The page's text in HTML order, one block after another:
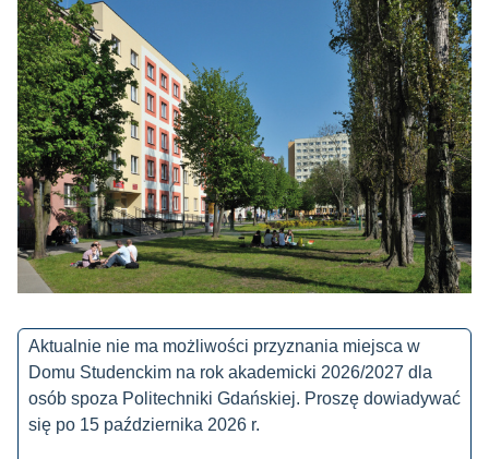
Aktualnie nie ma możliwości przyznania miejsca w
Domu Studenckim na rok akademicki 2026/2027 dla
osób spoza Politechniki Gdańskiej. Proszę dowiadywać
się po 15 października 2026 r.